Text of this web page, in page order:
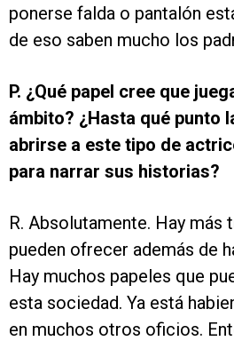
ponerse falda o pantalón
de eso saben mucho los
P. ¿Qué papel cree que
ámbito? ¿Hasta qué punto
abrirse a este tipo de
para narrar sus historias?
R. Absolutamente. Hay más
pueden ofrecer además de
Hay muchos papeles que
esta sociedad. Ya está
en muchos otros oficios.